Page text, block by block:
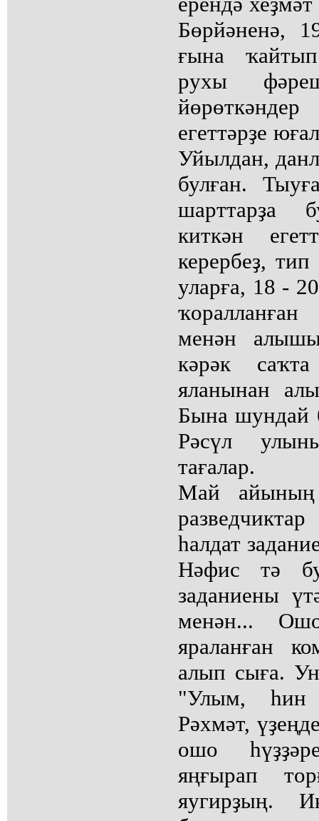
Бөрйәненә,
ғына
рухы
егеттәрҙе
Уйылдан,
булған.
шарттарҙа
киткән
керербеҙ,
уларға, 18 -
менән
кәрәк
яланынан
Бына шундай
Рәсүл
тағалар.
Май айының
һалдат
Нәфис тә
заданиены
менән...
яраланған
алып сыға.
"Улым,
Рәхмәт,
ошо
яңғырап
яугирҙың.